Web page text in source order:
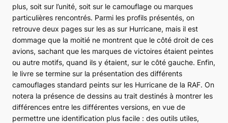
plus, soit sur l’unité, soit sur le camouflage ou marques
particulières rencontrés. Parmi les profils présentés, on
retrouve deux pages sur les as sur Hurricane, mais il est
dommage que la moitié ne montrent que le côté droit de ces
avions, sachant que les marques de victoires étaient peintes
ou autre motifs, quand ils y étaient, sur le côté gauche. Enfin,
le livre se termine sur la présentation des différents
camouflages standard peints sur les Hurricane de la RAF. On
notera la présence de dessins au trait destinés à montrer les
différences entre les différentes versions, en vue de
permettre une identification plus facile : des outils utiles,